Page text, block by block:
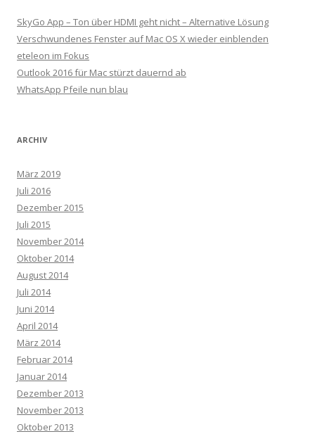
SkyGo App – Ton über HDMI geht nicht – Alternative Lösung
Verschwundenes Fenster auf Mac OS X wieder einblenden
eteleon im Fokus
Outlook 2016 für Mac stürzt dauernd ab
WhatsApp Pfeile nun blau
ARCHIV
März 2019
Juli 2016
Dezember 2015
Juli 2015
November 2014
Oktober 2014
August 2014
Juli 2014
Juni 2014
April 2014
März 2014
Februar 2014
Januar 2014
Dezember 2013
November 2013
Oktober 2013